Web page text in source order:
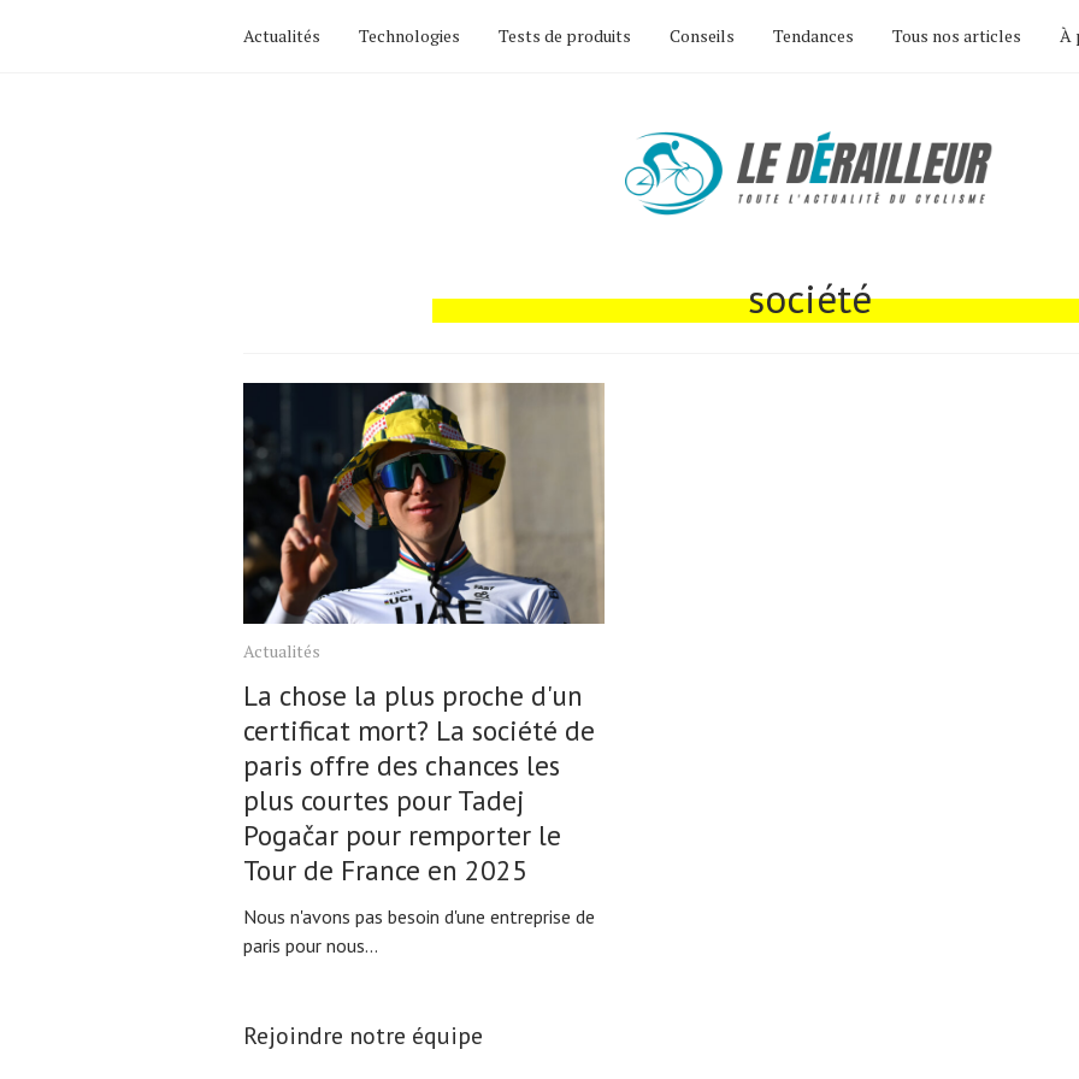
Actualités Technologies Tests de produits Conseils Tendances Tous nos articles À
société
Actualités
La chose la plus proche d'un
certificat mort? La société de
paris offre des chances les
plus courtes pour Tadej
Pogačar pour remporter le
Tour de France en 2025
Nous n'avons pas besoin d'une entreprise de
paris pour nous...
Rejoindre notre équipe